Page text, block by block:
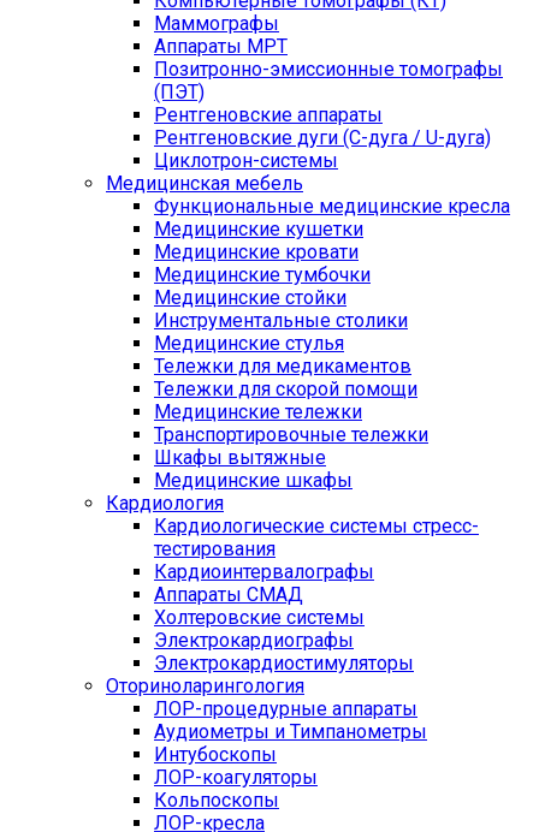
Маммографы
Аппараты МРТ
Позитронно-эмиссионные томографы
(ПЭТ)
Рентгеновские аппараты
Рентгеновские дуги (С-дуга / U-дуга)
Циклотрон-системы
Медицинская мебель
Функциональные медицинские кресла
Медицинские кушетки
Медицинские кровати
Медицинские тумбочки
Медицинские стойки
Инструментальные столики
Медицинские стулья
Тележки для медикаментов
Тележки для скорой помощи
Медицинские тележки
Транспортировочные тележки
Шкафы вытяжные
Медицинские шкафы
Кардиология
Кардиологические системы стресс-
тестирования
Кардиоинтервалографы
Аппараты СМАД
Холтеровские системы
Электрокардиографы
Электрокардиостимуляторы
Оториноларингология
ЛОР-процедурные аппараты
Аудиометры и Тимпанометры
Интубоскопы
ЛОР-коагуляторы
Кольпоскопы
ЛОР-кресла